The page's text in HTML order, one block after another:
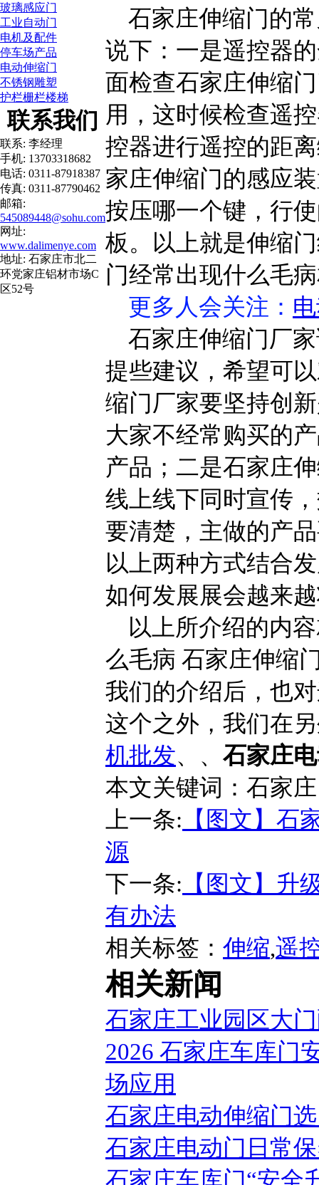
玻璃感应门
工业自动门
电机及配件
停车场产品
电动伸缩门
不锈钢雕塑
护栏栅栏楼梯
联系我们
联系: 李经理
手机: 13703318682
电话: 0311-87918387
传真: 0311-87790462
邮箱:
545089448@sohu.com
网址:
www.dalimenye.com
地址: 石家庄市北二
环党家庄铝材市场C
区52号
石家庄伸缩门的
说下：一是遥控器
面检查石家庄伸缩
用，这时候检查遥
控器进行遥控的距
家庄伸缩门的感应
按压哪一个键，行
板。以上就是伸缩
门经常出现什么毛
更多人会关注 ：
石家庄伸缩门厂
提些建议，希望可
缩门厂家要坚持创
大家不经常购买的
产品；二是石家庄
线上线下同时宣传
要清楚，主做的产
以上两种方式结合
如何发展展会越来
以上所介绍的内
么毛病 石家庄伸缩
我们的介绍后，也
这个之外，我们在
机批发、、 石家庄
本文关键词：石家
上一条: 【图文】石
源
下一条: 【图文】升
有办法
相关标签： 伸缩,遥
相关新闻
石家庄工业园区大
2026 石家庄车库门
场应用
石家庄电动伸缩门
石家庄电动门日常
石家庄车库门“安全